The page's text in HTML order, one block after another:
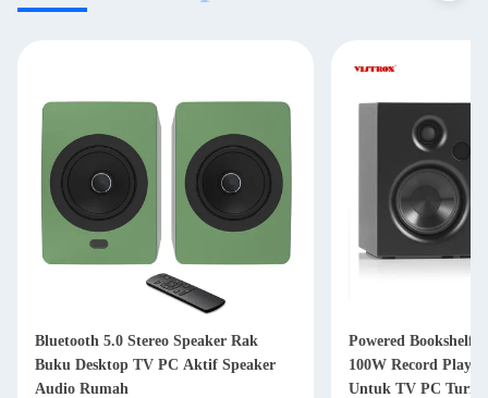
Bluetooth 5.0 Stereo Speaker Rak
Buku Desktop TV PC Aktif Speaker
Audio Rumah
Powered Bookshelf
100W Record
Untuk TV PC